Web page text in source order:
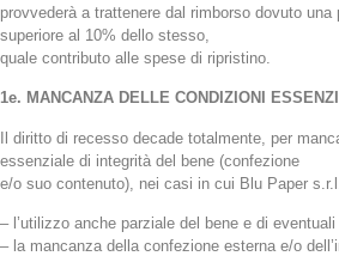
provvederà a trattenere dal rimborso dovuto
superiore al 10% dello stesso,
quale contributo alle spese di ripristino.
1e. MANCANZA DELLE CONDIZIONI
Il diritto di recesso decade totalmente, per
essenziale di integrità del bene (confezione
e/o suo contenuto), nei casi in cui Blu Paper
– l’utilizzo anche parziale del bene e di
– la mancanza della confezione esterna e/o